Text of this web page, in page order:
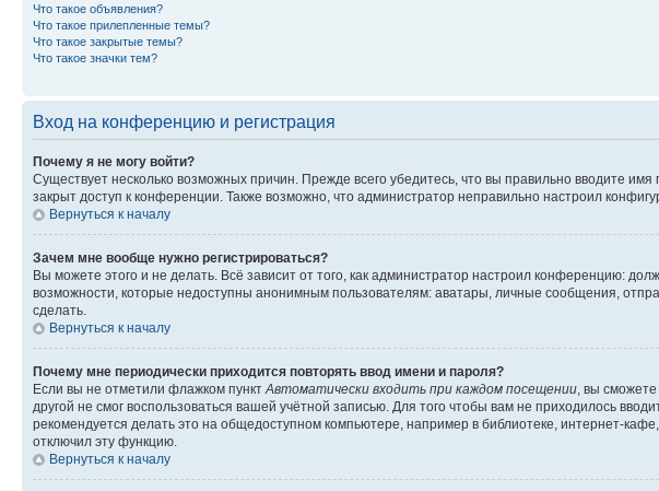
Что такое объявления?
Что такое прилепленные темы?
Что такое закрытые темы?
Что такое значки тем?
Вход на конференцию и регистрация
Почему я не могу войти?
Существует несколько возможных причин. Прежде всего убедитесь, что вы правильно вводите
закрыт доступ к конференции. Также возможно, что администратор неправильно настроил
Вернуться к началу
Зачем мне вообще нужно регистрироваться?
Вы можете этого и не делать. Всё зависит от того, как администратор настроил конференцию:
возможности, которые недоступны анонимным пользователям: аватары, личные сообщения,
сделать.
Вернуться к началу
Почему мне периодически приходится повторять ввод имени и пароля?
Если вы не отметили флажком пунктАвтоматически входить при каждом посещении, вы
другой не смог воспользоваться вашей учётной записью. Для того чтобы вам не приходилось
рекомендуется делать это на общедоступном компьютере, например в библиотеке, интернет-
отключил эту функцию.
Вернуться к началу